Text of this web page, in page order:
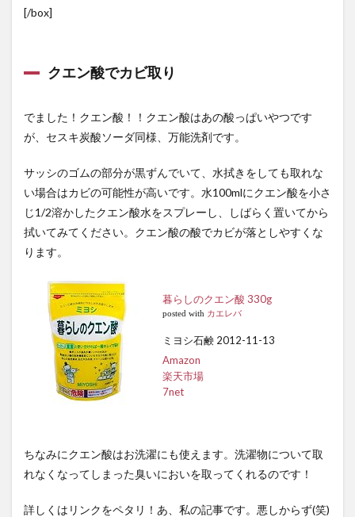
[/box]
クエン酸でカビ取り
でました！クエン酸！！クエン酸はあの酸っぱいやつです
が、セスキ炭酸ソーダ同様、万能洗剤です。
サッシのゴムの部分が黒ずんでいて、水拭きをしても取れな
い場合はカビの可能性が高いです。水100mlにクエン酸を小さ
じ1/2溶かしたクエン酸水をスプレーし、しばらく置いてから
拭いてみてください。クエン酸の酸でカビが落としやすくな
ります。
暮らしのクエン酸 330g
posted with カエレバ
ミヨシ石鹸 2012-11-13
Amazon
楽天市場
7net
ちなみにクエン酸はお洗濯にも使えます。洗濯物について取
れなくなってしまった臭いにおいを取ってくれるのです！
詳しくはリンクをペタリ！あ、私の記事です。悪しからず(笑)